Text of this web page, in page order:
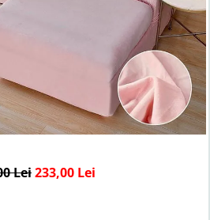
Lei233,00 Lei